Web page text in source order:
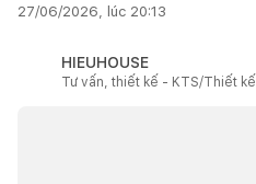
27/06/2026, lúc 20:13
HIEUHOUSE
Tư vấn, thiết kế - KTS/Thiết kế